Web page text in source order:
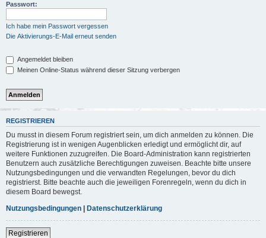
Passwort:
Ich habe mein Passwort vergessen
Die Aktivierungs-E-Mail erneut senden
Angemeldet bleiben
Meinen Online-Status während dieser Sitzung verbergen
REGISTRIEREN
Du musst in diesem Forum registriert sein, um dich anmelden zu können. Die
Registrierung ist in wenigen Augenblicken erledigt und ermöglicht dir, auf
weitere Funktionen zuzugreifen. Die Board-Administration kann registrierten
Benutzern auch zusätzliche Berechtigungen zuweisen. Beachte bitte unsere
Nutzungsbedingungen und die verwandten Regelungen, bevor du dich
registrierst. Bitte beachte auch die jeweiligen Forenregeln, wenn du dich in
diesem Board bewegst.
Nutzungsbedingungen | Datenschutzerklärung
Registrieren